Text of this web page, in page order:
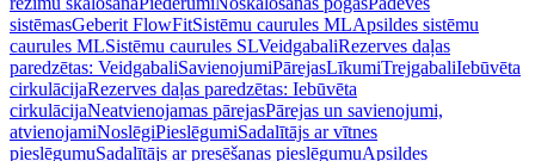
sistēmasGeberit FlowFitSistēmu caurules MLApsildes sistēmu
caurules MLSistēmu caurules SLVeidgabaliRezerves daļas
paredzētas: VeidgabaliSavienojumiPārejasLīkumiTrejgabaliIebūvēta
cirkulācijaRezerves daļas paredzētas: Iebūvēta
cirkulācijaNeatvienojamas pārejasPārejas un savienojumi,
atvienojamiNoslēgiPieslēgumiSadalītājs ar vītnes
pieslēgumuSadalītājs ar presēšanas pieslēgumuApsildes